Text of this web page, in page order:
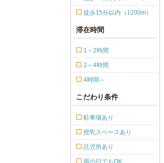
徒歩15分以内（1200m）
滞在時間
1～2時間
2～4時間
4時間～
こだわり条件
駐車場あり
授乳スペースあり
託児所あり
雨の日でもOK